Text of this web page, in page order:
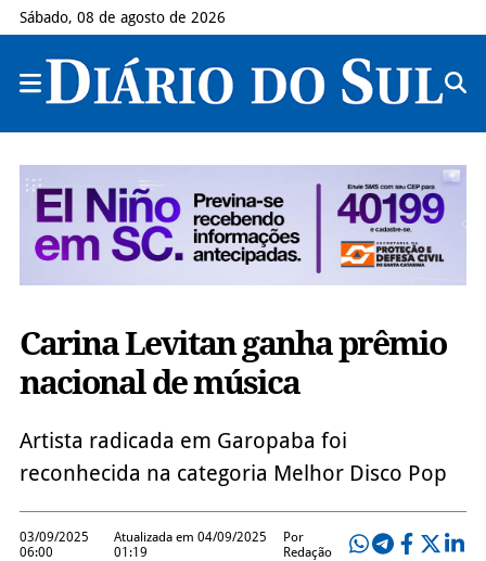
Sábado, 08 de agosto de 2026
Carina Levitan ganha prêmio
nacional de música
Artista radicada em Garopaba foi
reconhecida na categoria Melhor Disco Pop
03/09/2025
06:00
Atualizada em 04/09/2025
01:19
Por
Redação